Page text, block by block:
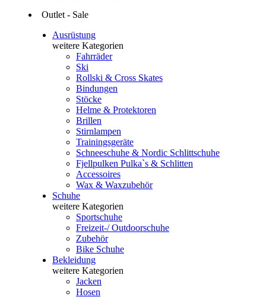
Outlet - Sale
Ausrüstung
weitere Kategorien
Fahrräder
Ski
Rollski & Cross Skates
Bindungen
Stöcke
Helme & Protektoren
Brillen
Stirnlampen
Trainingsgeräte
Schneeschuhe & Nordic Schlittschuhe
Fjellpulken Pulka`s & Schlitten
Accessoires
Wax & Waxzubehör
Schuhe
weitere Kategorien
Sportschuhe
Freizeit-/ Outdoorschuhe
Zubehör
Bike Schuhe
Bekleidung
weitere Kategorien
Jacken
Hosen